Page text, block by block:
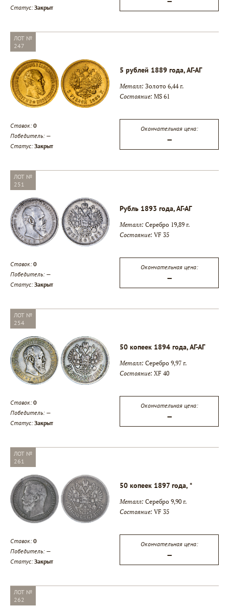
Статус:Закрыт
ЛОТ №
247
5 рублей 1889 года, АГ-АГ
Металл: Золото 6,44 г.
Состояние: MS 61
Ставок:0
Победитель: —
Статус:Закрыт
Окончательная цена:
—
ЛОТ №
251
Рубль 1893 года, АГ-АГ
Металл: Серебро 19,89 г.
Состояние: VF 35
Ставок:0
Победитель: —
Статус:Закрыт
Окончательная цена:
—
ЛОТ №
254
50 копеек 1894 года, АГ-АГ
Металл: Серебро 9,97 г.
Состояние: XF 40
Ставок:0
Победитель: —
Статус:Закрыт
Окончательная цена:
—
ЛОТ №
261
50 копеек 1897 года, *
Металл: Серебро 9,90 г.
Состояние: VF 35
Ставок:0
Победитель: —
Статус:Закрыт
Окончательная цена:
—
ЛОТ №
262